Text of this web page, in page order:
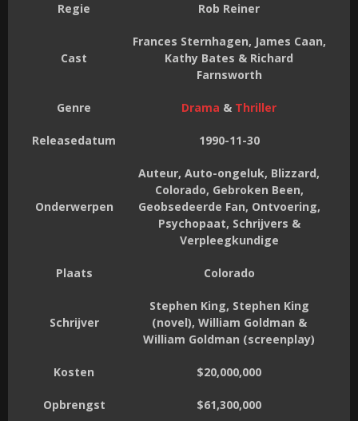
Regie Rob Reiner
Cast
Frances Sternhagen, James Caan,
Kathy Bates & Richard
Farnsworth
Genre Drama & Thriller
Releasedatum 1990-11-30
Onderwerpen
Auteur, Auto-ongeluk, Blizzard,
Colorado, Gebroken Been,
Geobsedeerde Fan, Ontvoering,
Psychopaat, Schrijvers &
Verpleegkundige
Plaats Colorado
Schrijver
Stephen King, Stephen King
(novel), William Goldman &
William Goldman (screenplay)
Kosten $20,000,000
Opbrengst $61,300,000